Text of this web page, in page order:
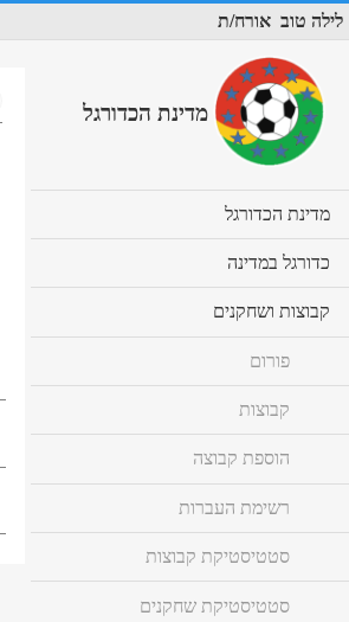
לילה טוב אורח/ת
מדינת הכדורגל
מדינת הכדורגל
to
כדורגל במדינה
to
קבוצות ושחקנים
to
פורום
קבוצות
הוספת קבוצה
רשימת העברות
סטטיסטיקת קבוצות
סטטיסטיקת שחקנים